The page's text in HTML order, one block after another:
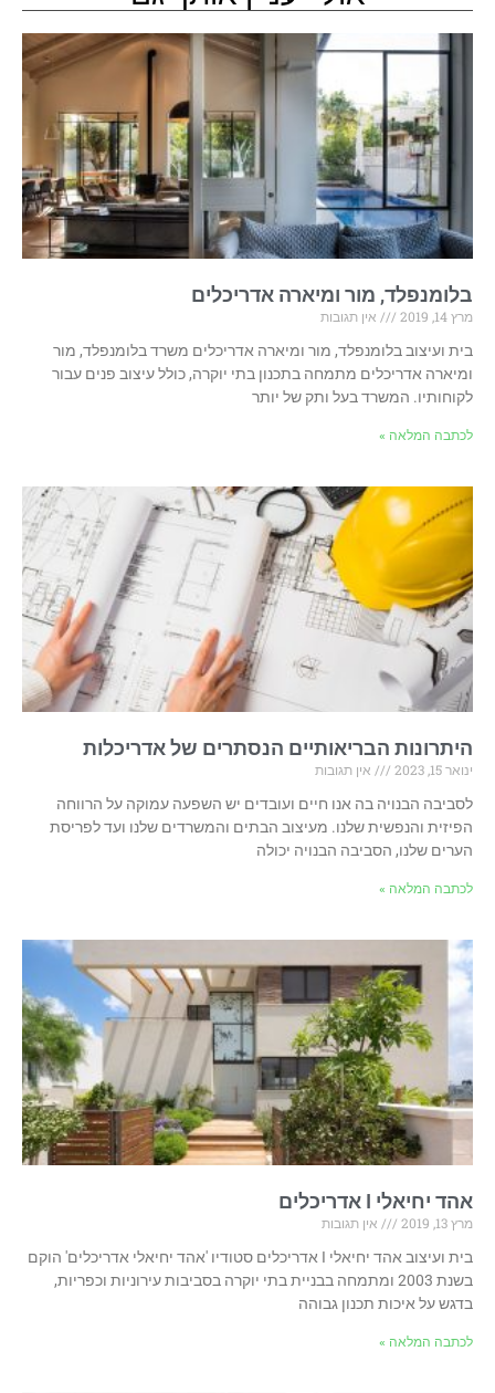
בלומנפלד, מור ומיארה אדריכלים
מרץ 14, 2019
אין תגובות
בית ועיצוב בלומנפלד, מור ומיארה אדריכלים משרד בלומנפלד, מור
ומיארה אדריכלים מתמחה בתכנון בתי יוקרה, כולל עיצוב פנים עבור
לקוחותיו. המשרד בעל ותק של יותר
לכתבה המלאה »
היתרונות הבריאותיים הנסתרים של אדריכלות
ינואר 15, 2023
אין תגובות
לסביבה הבנויה בה אנו חיים ועובדים יש השפעה עמוקה על הרווחה
הפיזית והנפשית שלנו. מעיצוב הבתים והמשרדים שלנו ועד לפריסת
הערים שלנו, הסביבה הבנויה יכולה
לכתבה המלאה »
אהד יחיאלי I אדריכלים
מרץ 13, 2019
אין תגובות
בית ועיצוב אהד יחיאלי I אדריכלים סטודיו 'אהד יחיאלי אדריכלים' הוקם
בשנת 2003 ומתמחה בבניית בתי יוקרה בסביבות עירוניות וכפריות,
בדגש על איכות תכנון גבוהה
לכתבה המלאה »